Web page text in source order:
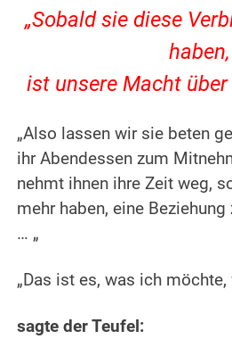
„Sobald sie diese
haben,
ist unsere Macht über
„Also lassen wir sie beten
ihr Abendessen zum
nehmt ihnen ihre Zeit weg,
mehr haben, eine
… „
„Das ist es, was ich
sagte der Teufel: